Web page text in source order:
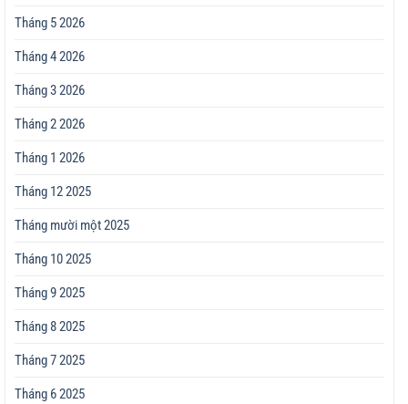
Tháng 5 2026
Tháng 4 2026
Tháng 3 2026
Tháng 2 2026
Tháng 1 2026
Tháng 12 2025
Tháng mười một 2025
Tháng 10 2025
Tháng 9 2025
Tháng 8 2025
Tháng 7 2025
Tháng 6 2025